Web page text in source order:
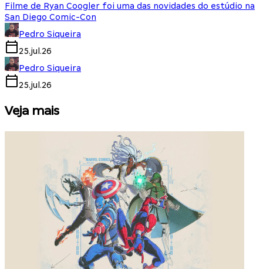
Filme de Ryan Coogler foi uma das novidades do estúdio na
San Diego Comic-Con
Pedro Siqueira
25.jul.26
Pedro Siqueira
25.jul.26
Veja mais